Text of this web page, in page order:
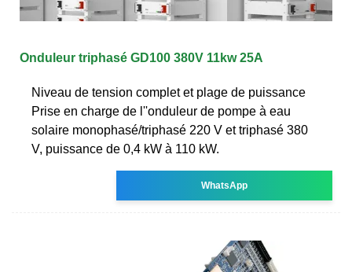
Onduleur triphasé GD100 380V 11kw 25A
Niveau de tension complet et plage de puissance
Prise en charge de l''onduleur de pompe à eau
solaire monophasé/triphasé 220 V et triphasé 380
V, puissance de 0,4 kW à 110 kW.
WhatsApp